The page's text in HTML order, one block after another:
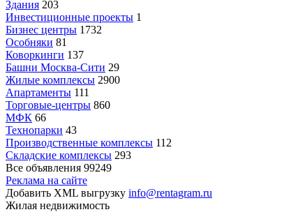
Здания 203
Инвестиционные проекты 1
Бизнес центры 1732
Особняки 81
Коворкинги 137
Башни Москва-Сити 29
Жилые комплексы 2900
Апартаменты 111
Торговые-центры 860
МФК 66
Технопарки 43
Производственные комплексы 112
Складские комплексы 293
Все объявления 99249
Реклама на сайте
Добавить XML выгрузку info@rentagram.ru
Жилая недвижимость